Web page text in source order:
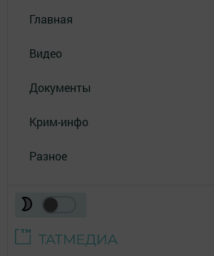
Главная
Видео
Документы
Крим-инфо
Разное